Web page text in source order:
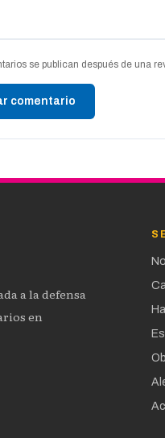
se publican después de una
comentario
a la defensa
en